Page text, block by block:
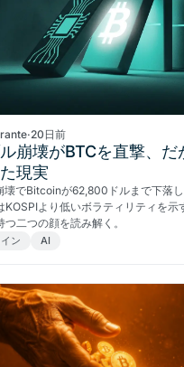
·20日前
崩壊がBTCを直撃、だ
現実
壊でBitcoinが62,800ドルまで下落
KOSPIより低いボラティリティを
つ二つの顔を読み解く。
ン AI